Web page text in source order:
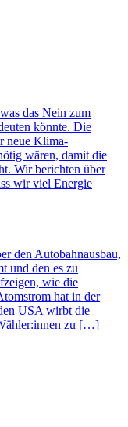
das Nein zum
könnte. Die
neue Klima-
wären, damit die
Wir berichten über
wir viel Energie
den Autobahnausbau,
und den es zu
wie die
hat in der
USA wirbt die
zu […]